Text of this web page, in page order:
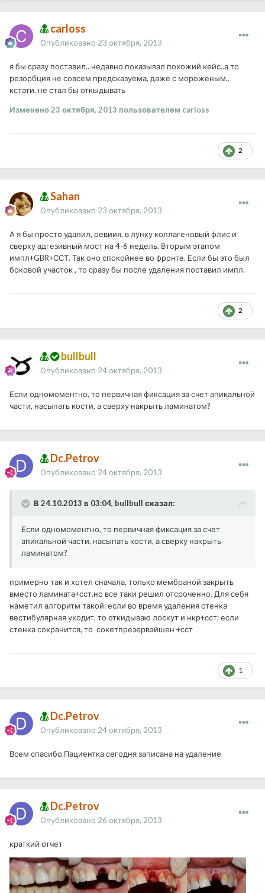
carloss
Опубликовано 23 октября, 2013
я бы сразу поставил.. недавно показывал похожий кейс..а то
резорбция не совсем предсказуема, даже с мороженым..
кстати, не стал бы откыдывать
Изменено23 октября, 2013 пользователем carloss
2
Sahan
Опубликовано 23 октября, 2013
А я бы просто удалил, ревиия, в лунку коллагеновый флис и
сверху адгезивный мост на 4-6 недель. Вторым этапом
импл+GBR+ССТ. Так оно спокойнее во фронте. Если бы это был
боковой участок , то сразу бы после удаления поставил импл.
2
bullbull
Опубликовано 24 октября, 2013
Если одномоментно, то первичная фиксация за счет апикальной
части, насыпать кости, а сверху накрыть ламинатом?
Dc.Petrov
Опубликовано 24 октября, 2013
В 24.10.2013 в 03:04, bullbull сказал:
Если одномоментно, то первичная фиксация за счет
апикальной части, насыпать кости, а сверху накрыть
ламинатом?
примерно так и хотел сначала, только мембраной закрыть
вместо ламината+сст.но все таки решил отсроченно. Для себя
наметил алгоритм такой: если во время удаления стенка
вестибулярная уходит, то откидываю лоскут и нкр+сст; если
стенка сохранится, то сокетпрезервэйшен +сст
1
Dc.Petrov
Опубликовано 24 октября, 2013
Всем спасибо.Пациентка сегодня записана на удаление
Dc.Petrov
Опубликовано 26 октября, 2013
краткий отчет